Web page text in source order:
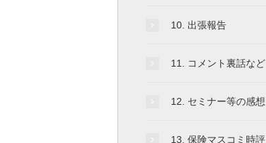
10. 出張報告
11. コメント裏話など
12. セミナー等の感想
13. 保険マスコミ時評